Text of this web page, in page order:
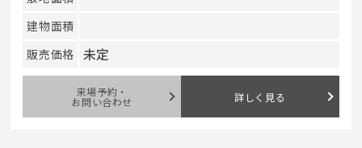
建物面積
販売価格
未定
来場予約・
お問い合わせ 詳しく見る